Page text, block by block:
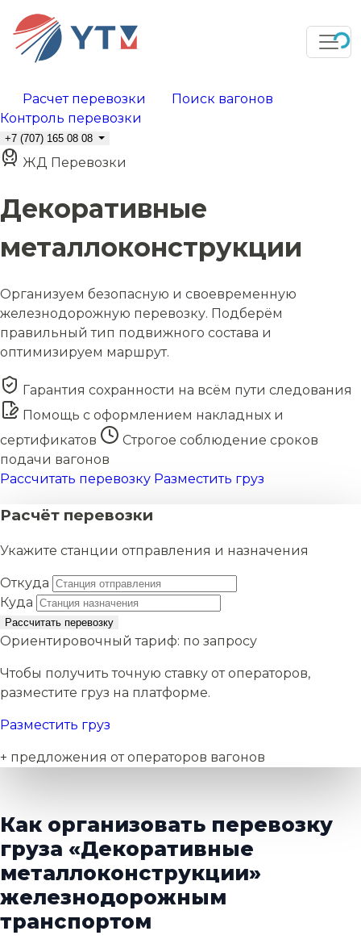
Расчет перевозки
Поиск вагонов
Контроль перевозки
+7 (707) 165 08 08
ЖД Перевозки
Декоративные
металлоконструкции
Организуем безопасную и своевременную
железнодорожную перевозку. Подберём
правильный тип подвижного состава и
оптимизируем маршрут.
Гарантия сохранности на всём пути следования
Помощь с оформлением накладных и
сертификатов
Строгое соблюдение сроков
подачи вагонов
Рассчитать перевозку Разместить груз
Расчёт перевозки
Укажите станции отправления и назначения
Откуда
Куда
Рассчитать перевозку
Ориентировочный тариф: по запросу
Чтобы получить точную ставку от операторов,
разместите груз на платформе.
Разместить груз
+ предложения от операторов вагонов
Как организовать перевозку
груза «Декоративные
металлоконструкции»
железнодорожным
транспортом